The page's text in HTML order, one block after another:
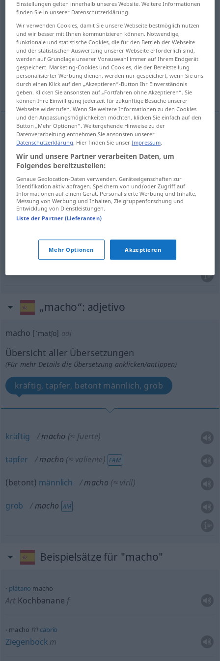
Übersicht aller Übersetzungen
(Für mehr Details die Übersetzung anklicken/antippen)
männliches Tier, Maultier, Schmiedehammer,
Mann, Macho
Männchen
männlichesTiern macho ZOOL
Männchenn macho ZOOL
Maultiern macho(≈ mulo)
Schmiedehammerm macho
macho
„macho“: adjetivo
macho [ˈmatʃo] adj
Übersicht aller Übersetzungen
(Für mehr Details die Übersetzung anklicken/antippen)
kräftig, tapfer, betont männlich, grob
kräftig macho (≈ fuerte)
tapfer macho (≈ valiente) FAM
(betont) männlich macho (≈ viril)
grob macho AM
Beispielsätze für "macho"
plátano macho
ArtKochbanane f
macho m cabrío
Ziegenbock m
Einstellungen gelten innerhalb unseres Website. Weitere Informationen
finden Sie in unserer Datenschutzerklärung.
Wir verwenden Cookies, damit Sie unsere Webseite bestmöglich nutzen
und wir besser mit Ihnen kommunizieren können. Notwendige,
funktionale und statistische Cookies, die für den Betrieb der Webseite
und der statistischen Auswertung unserer Webseite erforderlich sind,
werden auf Grundlage unserer Vorauswahl immer auf Ihrem Endgerät
gespeichert. Marketing-Cookies und Cookies, die der Bereitstellung
personalisierter Werbung dienen, werden nur gespeichert, wenn Sie uns
durch einen Klick auf den „Akzeptieren“-Button Ihr Einverständnis
geben. Klicken Sie ansonsten auf „Fortfahren ohne Akzeptieren“. Sie
können Ihre Einwilligung jederzeit für zukünftige Besuche unserer
Webseite widerrufen. Wenn Sie weitere Informationen zu den Cookies
und den Anpassungsmöglichkeiten möchten, klicken Sie einfach auf den
Button „Mehr Optionen“. Weitergehende Hinweise zu der
Datenverarbeitung entnehmen Sie ansonsten unserer
Datenschutzerklärung. Hier finden Sie unserImpressum.
Wir und unsere Partner verarbeiten Daten, um
Folgendes bereitzustellen:
Genaue Geolocation-Daten verwenden. Geräteeigenschaften zur
Identifikation aktiv abfragen. Speichern von und/oder Zugriff auf
Informationen auf einem Gerät. Personalisierte Werbung und Inhalte,
Messung von Werbung und Inhalten, Zielgruppenforschung und
Entwicklung von Dienstleistungen.
Liste der Partner (Lieferanten)
Mehr Optionen Akzeptieren